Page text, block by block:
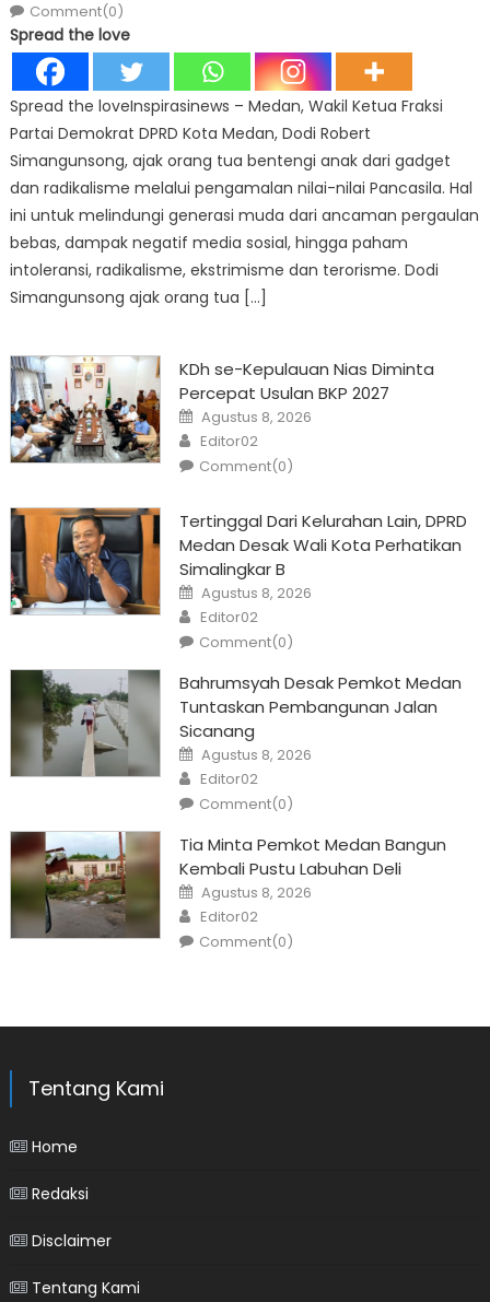
Comment(0)
Spread the love
Spread the loveInspirasinews – Medan, Wakil Ketua Fraksi
Partai Demokrat DPRD Kota Medan, Dodi Robert
Simangunsong, ajak orang tua bentengi anak dari gadget
dan radikalisme melalui pengamalan nilai-nilai Pancasila. Hal
ini untuk melindungi generasi muda dari ancaman pergaulan
bebas, dampak negatif media sosial, hingga paham
intoleransi, radikalisme, ekstrimisme dan terorisme. Dodi
Simangunsong ajak orang tua […]
KDh se-Kepulauan Nias Diminta
Percepat Usulan BKP 2027
Posted
on
Agustus 8, 2026
Author
Editor02
Comment(0)
Tertinggal Dari Kelurahan Lain, DPRD
Medan Desak Wali Kota Perhatikan
Simalingkar B
Posted
on
Agustus 8, 2026
Author
Editor02
Comment(0)
Bahrumsyah Desak Pemkot Medan
Tuntaskan Pembangunan Jalan
Sicanang
Posted
on
Agustus 8, 2026
Author
Editor02
Comment(0)
Tia Minta Pemkot Medan Bangun
Kembali Pustu Labuhan Deli
Posted
on
Agustus 8, 2026
Author
Editor02
Comment(0)
Tentang Kami
Home
Redaksi
Disclaimer
Tentang Kami